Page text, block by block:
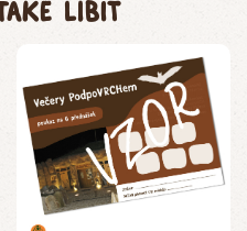
také líbit